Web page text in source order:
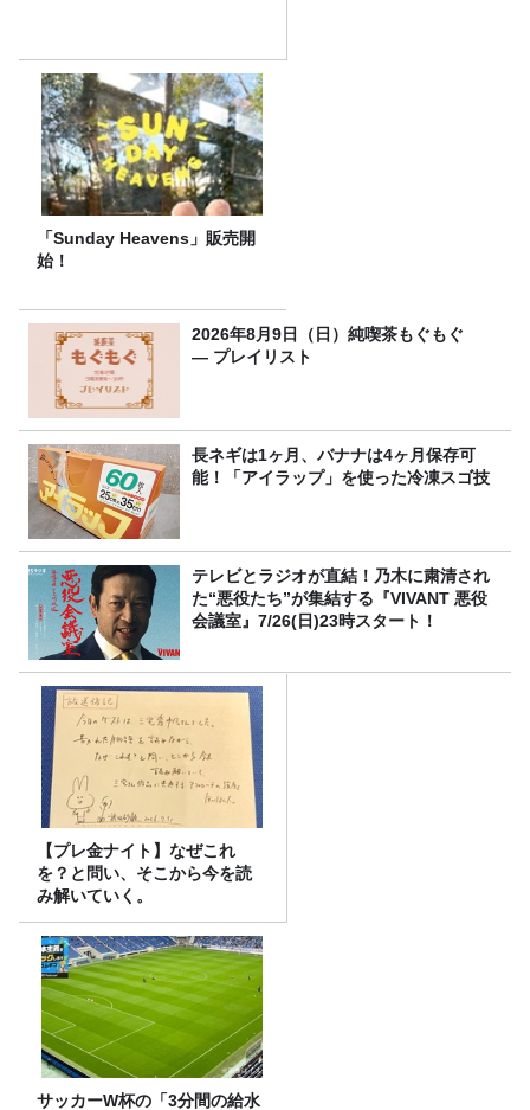
「Sunday Heavens」販売開
始！
2026年8月9日（日）純喫茶もぐもぐ
― プレイリスト
長ネギは1ヶ月、バナナは4ヶ月保存可
能！「アイラップ」を使った冷凍スゴ技
テレビとラジオが直結！乃木に粛清され
た“悪役たち”が集結する『VIVANT 悪役
会議室』7/26(日)23時スタート！
【プレ金ナイト】なぜこれ
を？と問い、そこから今を読
み解いていく。
サッカーW杯の「3分間の給水